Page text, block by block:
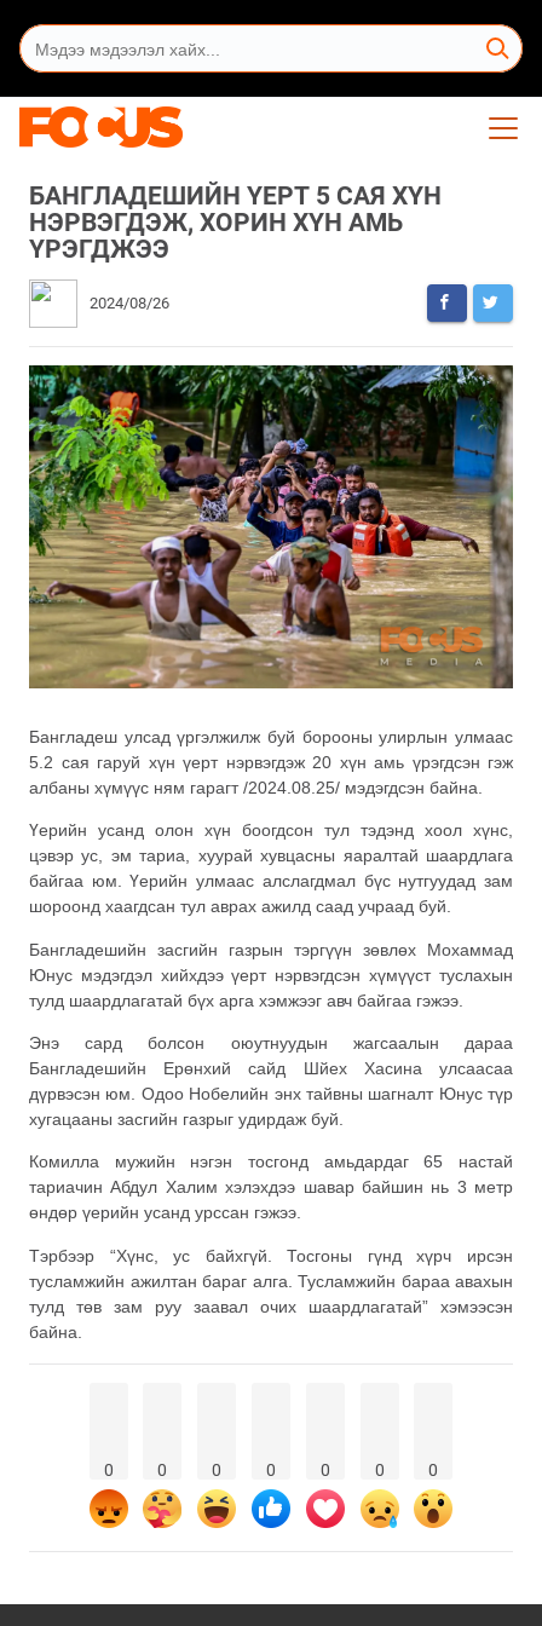
БАНГЛАДЕШИЙН ҮЕРТ 5 САЯ ХҮН
НЭРВЭГДЭЖ, ХОРИН ХҮН АМЬ
ҮРЭГДЖЭЭ
2024/08/26
Бангладеш улсад үргэлжилж буй борооны улирлын улмаас
5.2 сая гаруй хүн үерт нэрвэгдэж 20 хүн амь үрэгдсэн гэж
албаны хүмүүс ням гарагт /2024.08.25/ мэдэгдсэн байна.
Үерийн усанд олон хүн боогдсон тул тэдэнд хоол хүнс,
цэвэр ус, эм тариа, хуурай хувцасны яаралтай шаардлага
байгаа юм. Үерийн улмаас алслагдмал бүс нутгуудад зам
шороонд хаагдсан тул аврах ажилд саад учраад буй.
Бангладешийн засгийн газрын тэргүүн зөвлөх Мохаммад
Юнус мэдэгдэл хийхдээ үерт нэрвэгдсэн хүмүүст туслахын
тулд шаардлагатай бүх арга хэмжээг авч байгаа гэжээ.
Энэ сард болсон оюутнуудын жагсаалын дараа
Бангладешийн Ерөнхий сайд Шйех Хасина улсаасаа
дүрвэсэн юм. Одоо Нобелийн энх тайвны шагналт Юнус түр
хугацааны засгийн газрыг удирдаж буй.
Комилла мужийн нэгэн тосгонд амьдардаг 65 настай
тариачин Абдул Халим хэлэхдээ шавар байшин нь 3 метр
өндөр үерийн усанд урссан гэжээ.
Тэрбээр “Хүнс, ус байхгүй. Тосгоны гүнд хүрч ирсэн
тусламжийн ажилтан бараг алга. Тусламжийн бараа авахын
тулд төв зам руу заавал очих шаардлагатай” хэмээсэн
байна.
0 0 0 0 0 0 0